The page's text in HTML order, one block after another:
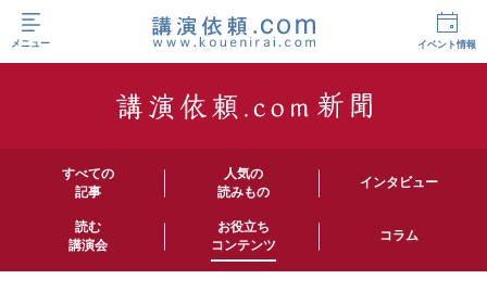
メニュー イベント情報
すべての
記事
人気の
読みもの
インタビュー
読む
講演会
お役立ち
コンテンツ
コラム